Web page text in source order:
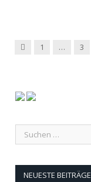
Previous
1 … 3
NEUESTE BEITRÄGE